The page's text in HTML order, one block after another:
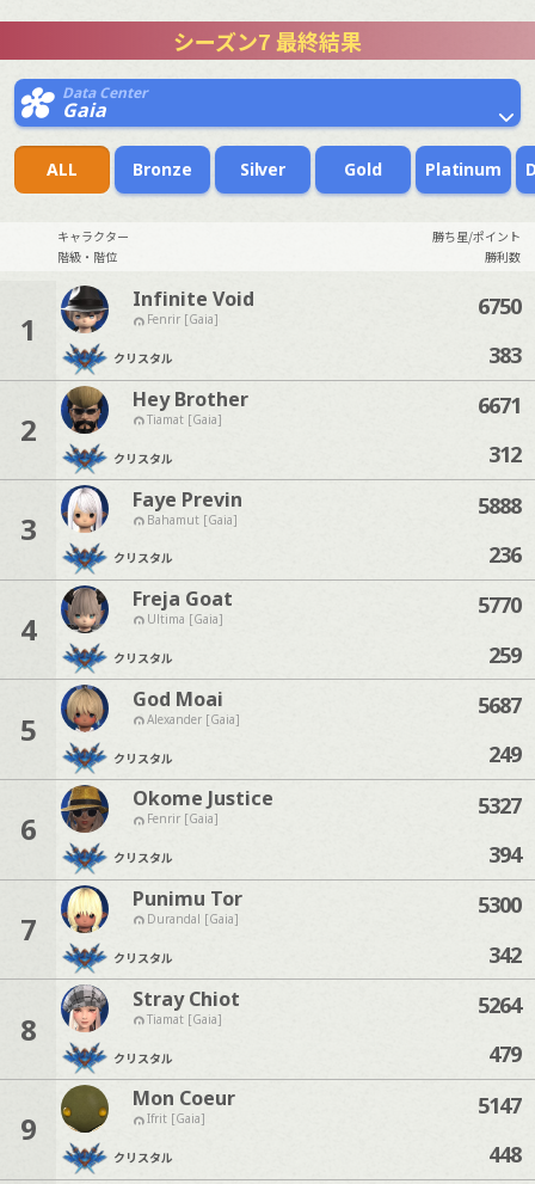
シーズン7 最終結果
Data Center
Gaia
ALL Bronze Silver Gold Platinum
キャラクター
勝ち星/ポイント
階級・階位
勝利数
1
Infinite Void
Fenrir [Gaia]
クリスタル
6750
383
2
Hey Brother
Tiamat [Gaia]
クリスタル
6671
312
3
Faye Previn
Bahamut [Gaia]
クリスタル
5888
236
4
Freja Goat
Ultima [Gaia]
クリスタル
5770
259
5
God Moai
Alexander [Gaia]
クリスタル
5687
249
6
Okome Justice
Fenrir [Gaia]
クリスタル
5327
394
7
Punimu Tor
Durandal [Gaia]
クリスタル
5300
342
8
Stray Chiot
Tiamat [Gaia]
クリスタル
5264
479
9
Mon Coeur
Ifrit [Gaia]
クリスタル
5147
448